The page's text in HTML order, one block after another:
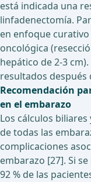
está indicada una
linfadenectomía.
en enfoque
oncológica
hepático de 2-3
resultados después
Recomendación
en el embarazo
Los cálculos
de todas las
complicaciones
embarazo [27]. Si
92 % de las